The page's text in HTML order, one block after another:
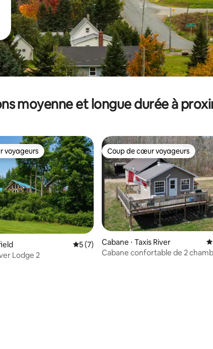
moyenne et longue durée à
de 30 commentaires : 4,9 sur 5
voyageurs
voyageurs
Évaluation moyenne sur la base de 7
5 (7)
Lodge 2
Coup de cœur voyageurs
Coup de cœur voyageurs
Cabane ⋅ Taxis River
Cabane confortable de 2